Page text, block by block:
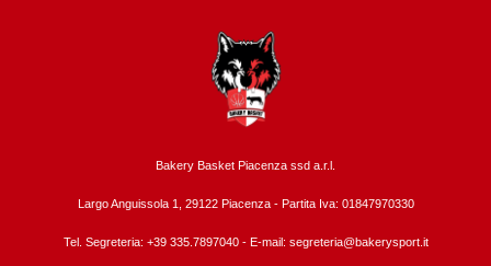
Bakery Basket Piacenza ssd a.r.l.
Largo Anguissola 1, 29122 Piacenza - Partita Iva: 01847970330
Tel. Segreteria: +39 335.7897040 - E-mail: segreteria@bakerysport.it